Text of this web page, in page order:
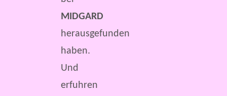
MIDGARD
herausgefunden
haben.
Und
erfuhren